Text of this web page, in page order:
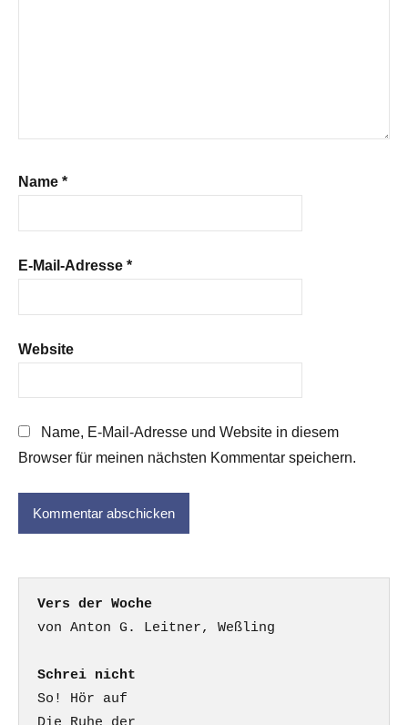
Name *
E-Mail-Adresse *
Website
Name, E-Mail-Adresse und Website in diesem
Browser für meinen nächsten Kommentar speichern.
Vers der Woche
Schrei nicht
So! Hör auf